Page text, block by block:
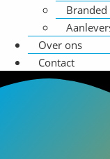
Over ons
Contact